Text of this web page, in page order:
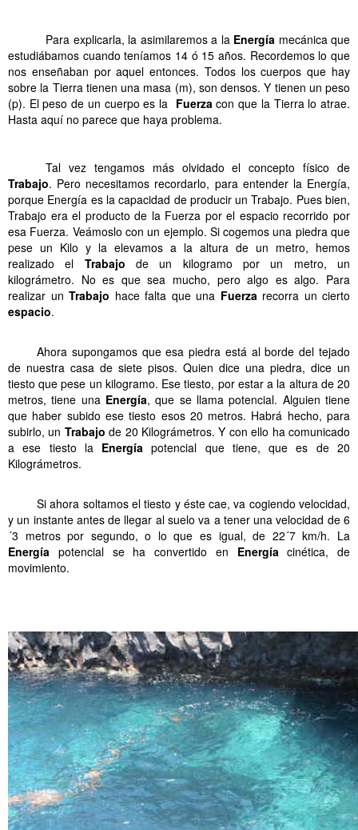
Para explicarla, la asimilaremos a la Energía mecánica que
estudiábamos cuando teníamos 14 ó 15 años. Recordemos lo que
nos enseñaban por aquel entonces. Todos los cuerpos que hay
sobre la Tierra tienen una masa (m), son densos. Y tienen un peso
(p). El peso de un cuerpo es la Fuerza con que la Tierra lo atrae.
Hasta aquí no parece que haya problema.
Tal vez tengamos más olvidado el concepto físico de
Trabajo. Pero necesitamos recordarlo, para entender la Energía,
porque Energía es la capacidad de producir un Trabajo. Pues bien,
Trabajo era el producto de la Fuerza por el espacio recorrido por
esa Fuerza. Veámoslo con un ejemplo. Si cogemos una piedra que
pese un Kilo y la elevamos a la altura de un metro, hemos
realizado el Trabajo de un kilogramo por un metro, un
kilográmetro. No es que sea mucho, pero algo es algo. Para
realizar un Trabajo hace falta que una Fuerza recorra un cierto
espacio.
Ahora supongamos que esa piedra está al borde del tejado
de nuestra casa de siete pisos. Quien dice una piedra, dice un
tiesto que pese un kilogramo. Ese tiesto, por estar a la altura de 20
metros, tiene una Energía, que se llama potencial. Alguien tiene
que haber subido ese tiesto esos 20 metros. Habrá hecho, para
subirlo, un Trabajo de 20 Kilográmetros. Y con ello ha comunicado
a ese tiesto la Energía potencial que tiene, que es de 20
Kilográmetros.
Si ahora soltamos el tiesto y éste cae, va cogiendo velocidad,
y un instante antes de llegar al suelo va a tener una velocidad de 6
´3 metros por segundo, o lo que es igual, de 22´7 km/h. La
Energía potencial se ha convertido en Energía cinética, de
movimiento.